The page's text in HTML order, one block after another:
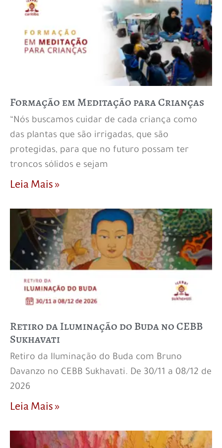
Formação em Meditação para Crianças
“Nós buscamos cuidar de cada criança como
das plantas que são irrigadas, que são
protegidas, para que no futuro possam ter
troncos sólidos e sejam
Leia Mais »
Retiro da Iluminação do Buda no CEBB
Sukhavati
Retiro da Iluminação do Buda com Bruno
Davanzo no CEBB Sukhavati. De 30/11 a 08/12 de
2026
Leia Mais »